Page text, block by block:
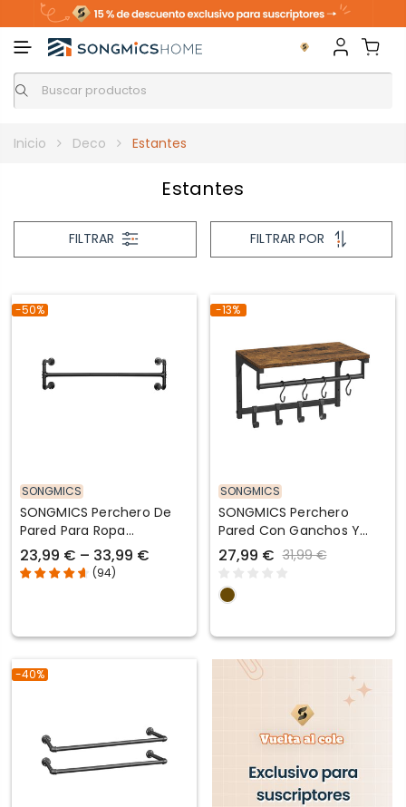
Inicio Deco Estantes
Estantes
FILTRAR FILTRAR POR
-50%
SONGMICS
SONGMICS Perchero De
Pared Para Ropa
Industrial
23,99 € – 33,99 €
(94)
-13%
SONGMICS
SONGMICS Perchero
Pared Con Ganchos Y
Estante Marrón Rústico Y
Negro
27,99 € 31,99 €
-40%